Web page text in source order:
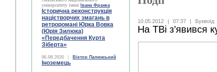
університету імені
Івана Франка
Історична реконструкція
націєтворчих змагань в
ретроромані Юрка Вовка
(Юрія Зилюка)
«Передбачення Курта
Зіберта»
06.08.2026 | Віктор Палинський
Іноземець
10.05.2012 | 07:37 | Буквоїд
На ТВі з’явився